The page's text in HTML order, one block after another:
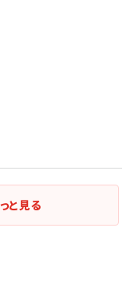
と見る